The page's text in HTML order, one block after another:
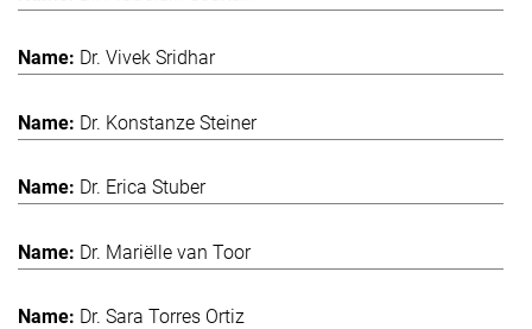
Dr. Vivek Sridhar
Dr. Konstanze Steiner
Dr. Erica Stuber
Dr. Mariëlle van Toor
Dr. Sara Torres Ortiz